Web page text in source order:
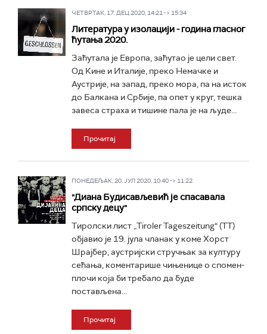
ЧЕТВРТАК, 17. ДЕЦ 2020, 14:21 -> 15:34
Литература у изолацији - година гласног
ћутања 2020.
Заћутала је Европа, заћутао је цели свет.
Од Кине и Италије, преко Немачке и
Аустрије, на запад, преко мора, па на исток
до Балкана и Србије, па опет у круг, тешка
завеса страха и тишине пала је на људе...
Прочитај
ПОНЕДЕЉАК, 20. ЈУЛ 2020, 10:40 -> 11:22
"Диана Будисављевић је спасавала
српску децу"
Тиролски лист „Tiroler Tageszeitung“ (TT)
објавио је 19. јула чланак у коме Хорст
Шрајбер, аустријски стручњак за културу
сећања, коментарише чињенице о спомен-
плочи која би требало да буде
постављена...
Прочитај